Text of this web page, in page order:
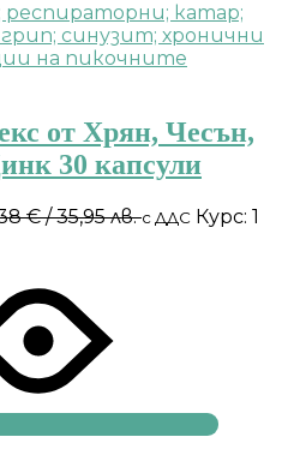
от Хрян, Чесън,
30 капсули
€/ 35,95 лв.с ДДС Курс: 1